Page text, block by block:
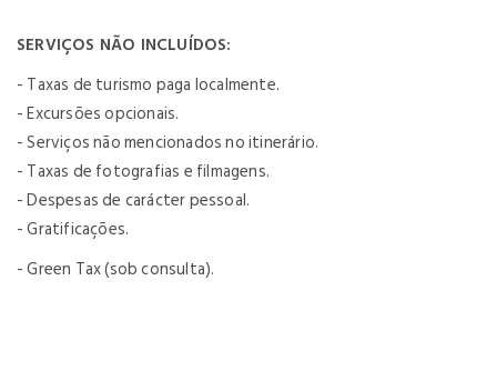
SERVIÇOS NÃO INCLUÍDOS:
- Taxas de turismo paga localmente.
- Excursões opcionais.
- Serviços não mencionados no itinerário.
- Taxas de fotografias e filmagens.
- Despesas de carácter pessoal.
- Gratificações.
- Green Tax (sob consulta).